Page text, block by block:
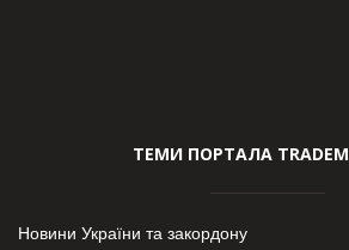
ТЕМИ ПОРТАЛА
Новини України та закордону